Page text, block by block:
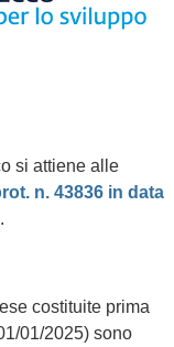
si attiene alle
n. 43836 in data
.
costituite prima
01/2025) sono